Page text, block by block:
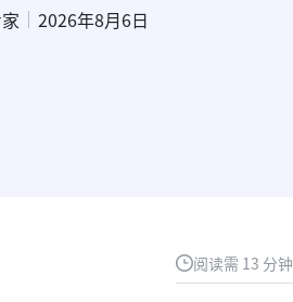
2026年8月6日
阅读需 13 分钟